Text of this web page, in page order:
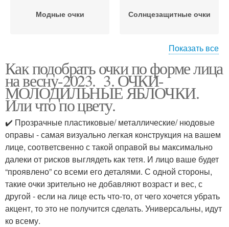
Модные очки Солнцезащитные очки
Очки для мужчин Спортивные очки
Показать все
Как подобрать очки по форме лица
на весну-2023. 3. ОЧКИ-
МОЛОДИЛЬНЫЕ ЯБЛОЧКИ.
Или что по цвету.
✔️ Прозрачные пластиковые/ металлические/ нюдовые
оправы - самая визуально легкая конструкция на вашем
лице, соответсвенно с такой оправой вы максимально
далеки от рисков выглядеть как тетя. И лицо ваше будет
“проявлено” со всеми его деталями. С одной стороны,
такие очки зрительно не добавляют возраст и вес, с
другой - если на лице есть что-то, от чего хочется убрать
акцент, то это не получится сделать. Универсальны, идут
ко всему.